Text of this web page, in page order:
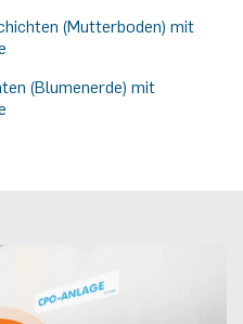
(Mutterboden) mit
(Blumenerde) mit